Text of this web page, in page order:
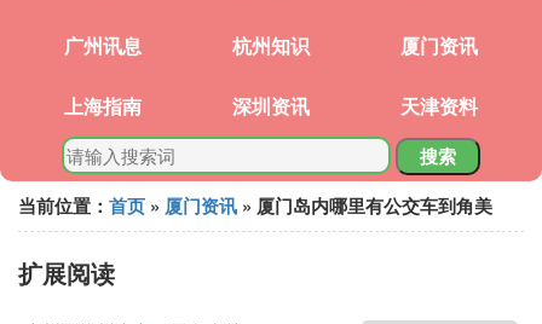
广州讯息 杭州知识 厦门资讯
上海指南 深圳资讯 天津资料
搜索
当前位置： 首页 » 厦门资讯 » 厦门岛内哪里有公交车到角美
扩展阅读